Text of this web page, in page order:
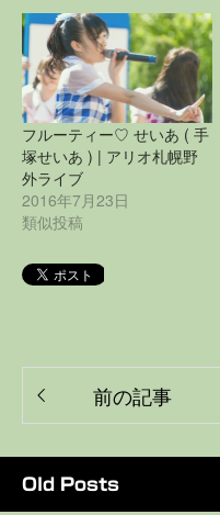
フルーティー♡ せいあ ( 手
塚せいあ ) | アリオ札幌野
外ライブ
2016年7月23日
類似投稿
前の記事
Old Posts